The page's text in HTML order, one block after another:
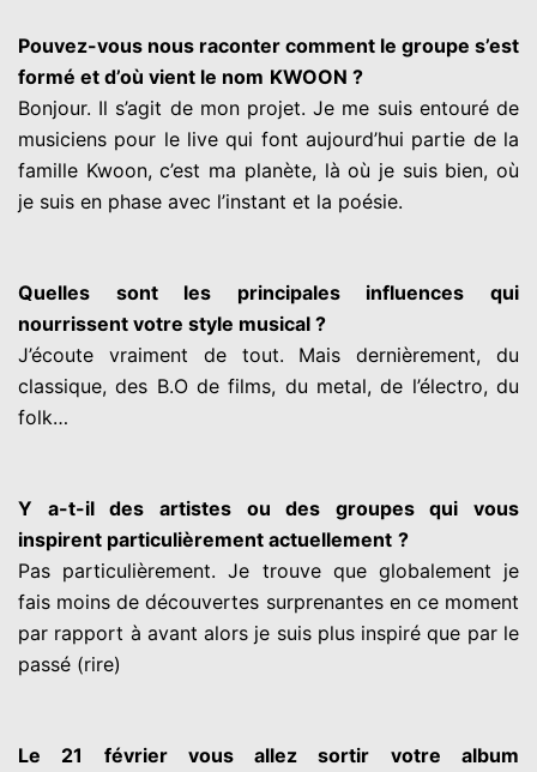
Pouvez-vous nous raconter comment le groupe s’est
formé et d’où vient le nom KWOON ?
Bonjour. Il s’agit de mon projet. Je me suis entouré de
musiciens pour le live qui font aujourd’hui partie de la
famille Kwoon, c’est ma planète, là où je suis bien, où
je suis en phase avec l’instant et la poésie.
Quelles sont les principales influences qui
nourrissent votre style musical ?
J’écoute vraiment de tout. Mais dernièrement, du
classique, des B.O de films, du metal, de l’électro, du
folk…
Y a-t-il des artistes ou des groupes qui vous
inspirent particulièrement actuellement ?
Pas particulièrement. Je trouve que globalement je
fais moins de découvertes surprenantes en ce moment
par rapport à avant alors je suis plus inspiré que par le
passé (rire)
Le 21 février vous allez sortir votre album